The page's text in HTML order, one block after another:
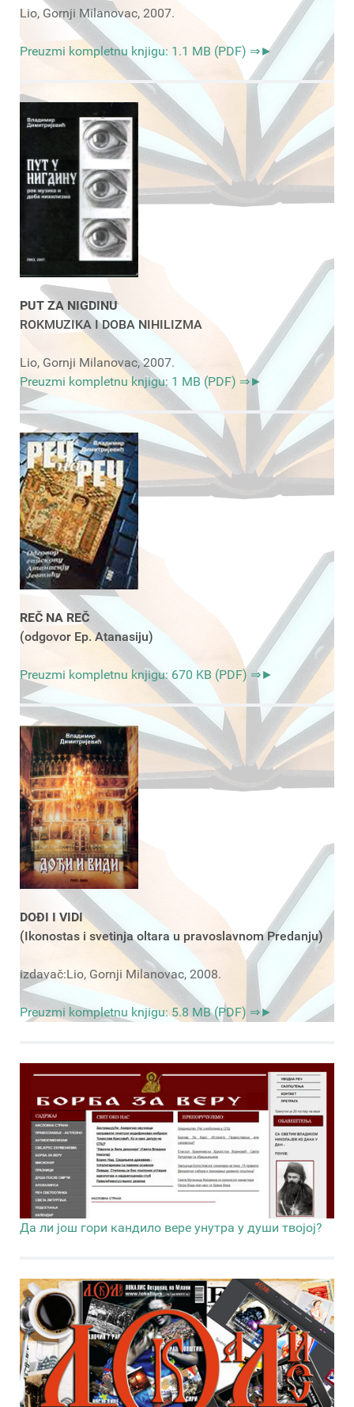
Lio, Gornji Milanovac, 2007.
Preuzmi kompletnu knjigu: 1.1 MB (PDF) ⇒►
PUT ZA NIGDINU
ROKMUZIKA I DOBA NIHILIZMA
Lio, Gornji Milanovac, 2007.
Preuzmi kompletnu knjigu: 1 MB (PDF) ⇒►
REČ NA REČ
(odgovor Ep. Atanasiju)
Preuzmi kompletnu knjigu: 670 KB (PDF) ⇒►
DOĐI I VIDI
(Ikonostas i svetinja oltara u pravoslavnom Predanju)
izdavač:Lio, Gornji Milanovac, 2008.
Preuzmi kompletnu knjigu: 5.8 MB (PDF) ⇒►
Да ли још гори кандило вере унутра у души твојој?